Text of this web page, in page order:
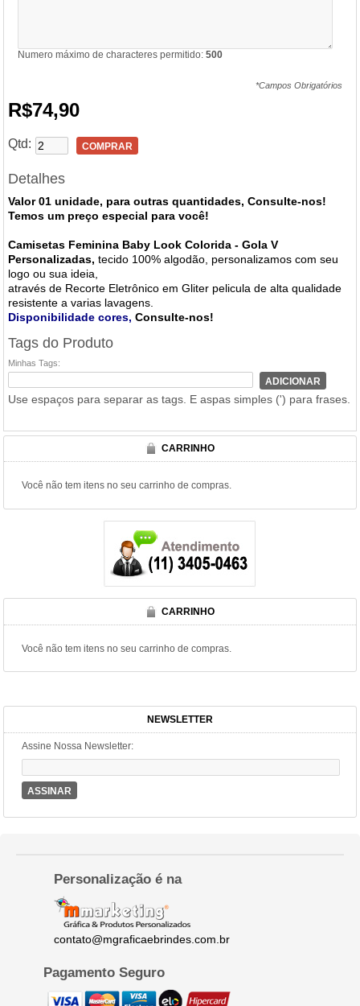
Numero máximo de characteres permitido:500
*Campos Obrigatórios
R$74,90
Qtd: COMPRAR
Detalhes
Valor 01 unidade, para outras quantidades, Consulte-nos!
Temos um preço especial para você!
Camisetas Feminina Baby Look Colorida - Gola V
Personalizadas,tecido 100% algodão, personalizamos com seu
logo ou sua ideia,
através de Recorte Eletrônico em Gliter pelicula de alta qualidade
resistente a varias lavagens.
Disponibilidade cores,Consulte-nos!
Tags do Produto
Minhas Tags:
ADICIONAR
Use espaços para separar as tags. E aspas simples (') para frases.
CARRINHO
Você não tem itens no seu carrinho de compras.
CARRINHO
Você não tem itens no seu carrinho de compras.
NEWSLETTER
Assine Nossa Newsletter:
ASSINAR
Personalização é na
contato@mgraficaebrindes.com.br
Pagamento Seguro